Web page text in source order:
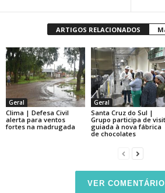
ARTIGOS RELACIONADOS
Geral
Clima | Defesa Civil
alerta para ventos
fortes na madrugada
Geral
Santa Cruz do Sul |
Grupo participa de
guiada à nova fábrica
de chocolates
VER